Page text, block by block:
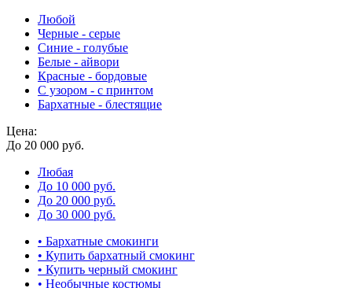
Любой
Черные - серые
Синие - голубые
Белые - айвори
Красные - бордовые
С узором - с принтом
Бархатные - блестящие
Цена:
До 20 000 руб.
Любая
До 10 000 руб.
До 20 000 руб.
До 30 000 руб.
• Бархатные смокинги
• Купить бархатный смокинг
• Купить черный смокинг
• Необычные костюмы